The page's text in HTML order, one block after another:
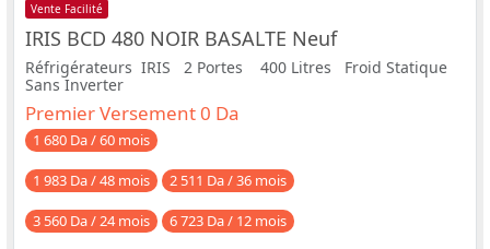
Vente Facilité
IRIS BCD 480 NOIR BASALTE Neuf
Réfrigérateurs IRIS 2 Portes 400 Litres Froid Statique
Sans Inverter
Premier Versement 0 Da
1 680 Da / 60 mois
1 983 Da / 48 mois 2 511 Da / 36 mois
3 560 Da / 24 mois 6 723 Da / 12 mois